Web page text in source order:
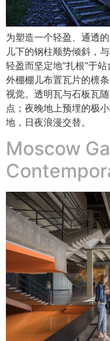
为塑造一个轻盈、通透
儿下的钢柱顺势倾斜，
轻盈而坚定地“扎根”于
外棚棚儿布置瓦片的檩
视觉。透明瓦与石板瓦
点；夜晚地上预埋的极
地，日夜浪漫交替。
Moscow